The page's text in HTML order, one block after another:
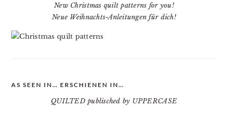
New Christmas quilt patterns for you!
Neue Weihnachts-Anleitungen für dich!
AS SEEN IN… ERSCHIENEN IN…
QUILTED publisched by UPPERCASE